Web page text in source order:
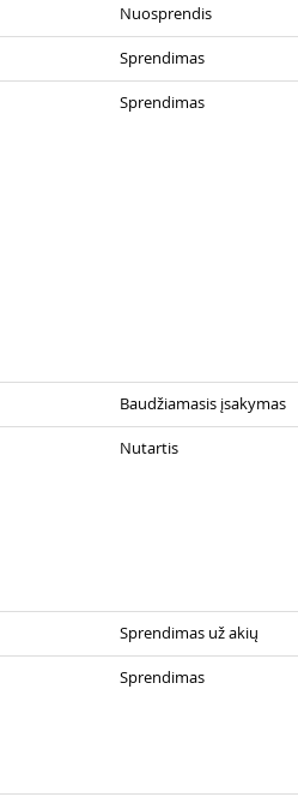
Nuosprendis
Sprendimas
Sprendimas
Baudžiamasis įsakymas
Nutartis
Sprendimas už akių
Sprendimas